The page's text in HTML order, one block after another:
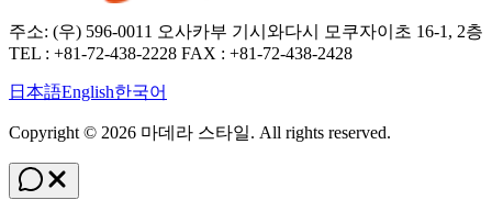
주소: (우) 596-0011 오사카부 기시와다시 모쿠자이초 16-1, 2층
TEL : +81-72-438-2228 FAX : +81-72-438-2428
日本語English한국어
Copyright © 2026 마데라 스타일. All rights reserved.